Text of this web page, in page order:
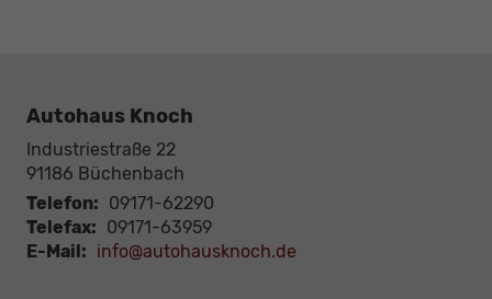
Autohaus Knoch
Industriestraße 22
91186 Büchenbach
Telefon: 09171-62290
Telefax: 09171-63959
E-Mail: info@autohausknoch.de